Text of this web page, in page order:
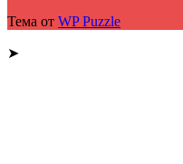
Тема от WP Puzzle
➤